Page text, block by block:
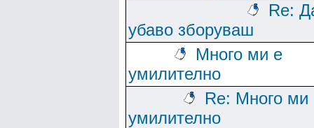
Re:
убаво зборуваш
Много ми е
умилително
Re: Много ми
умилително